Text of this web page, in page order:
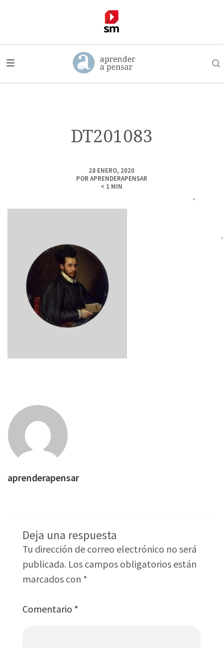
DT201083
28 ENERO, 2020
POR APRENDERAPENSAR
< 1 MIN
aprenderapensar
Deja una respuesta
Tu dirección de correo electrónico no será
publicada. Los campos obligatorios están
marcados con *
Comentario *